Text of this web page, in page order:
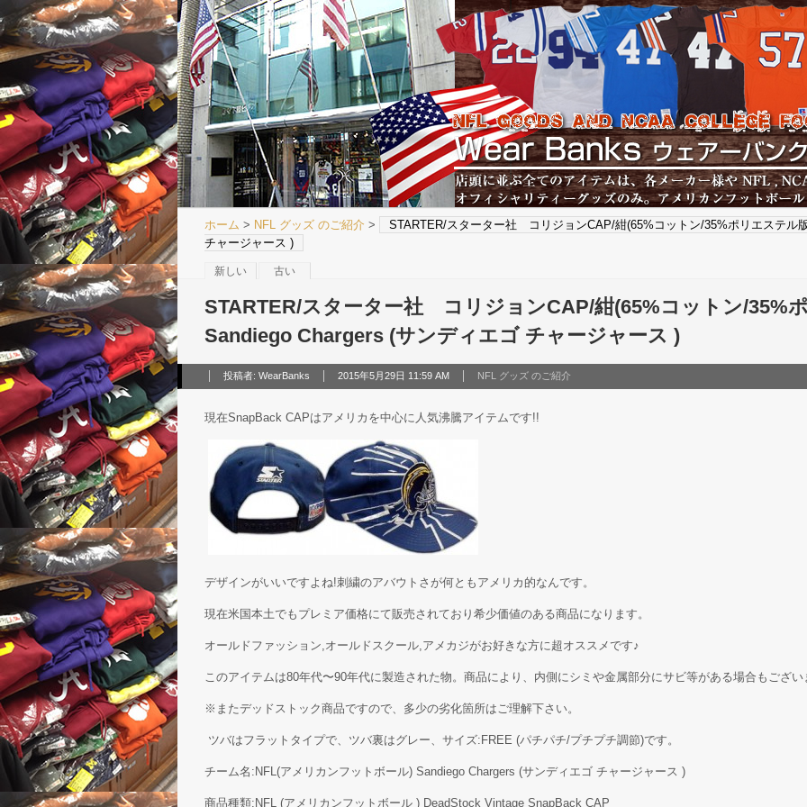
ホーム > NFL グッズ のご紹介 >
STARTER/スターター社 コリジョンCAP/紺(65%コットン/35%ポリエステル
チャージャース )
新しい 古い
STARTER/スターター社 コリジョンCAP/紺(65%コットン/35%
Sandiego Chargers (サンディエゴ チャージャース )
投稿者: WearBanks 2015年5月29日 11:59 AM NFL グッズ のご紹介
現在SnapBack CAPはアメリカを中心に人気沸騰アイテムです!!
デザインがいいですよね!刺繍のアバウトさが何ともアメリカ的なんです。
現在米国本土でもプレミア価格にて販売されており希少価値のある商品になります。
オールドファッション,オールドスクール,アメカジがお好きな方に超オススメです♪
このアイテムは80年代〜90年代に製造された物。商品により、内側にシミや金属部分にサビ等がある場合もござい
※またデッドストック商品ですので、多少の劣化箇所はご理解下さい。
ツバはフラットタイプで、ツバ裏はグレー、サイズ:FREE (パチパチ/プチプチ調節)です。
チーム名:NFL(アメリカンフットボール) Sandiego Chargers (サンディエゴ チャージャース )
商品種類:NFL (アメリカンフットボール ) DeadStock Vintage SnapBack CAP